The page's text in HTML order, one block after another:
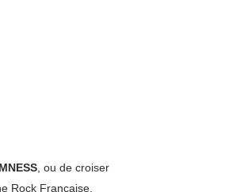
, ou de croiser
Rock Française.